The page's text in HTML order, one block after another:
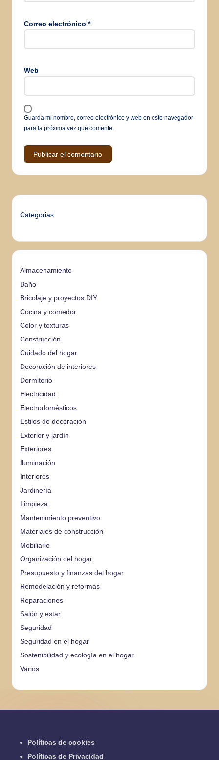
Correo electrónico *
Web
Guarda mi nombre, correo electrónico y web en este navegador
para la próxima vez que comente.
Categorias
Almacenamiento
Baño
Bricolaje y proyectos DIY
Cocina y comedor
Color y texturas
Construcción
Cuidado del hogar
Decoración de interiores
Dormitorio
Electricidad
Electrodomésticos
Estilos de decoración
Exterior y jardín
Exteriores
Iluminación
Interiores
Jardinería
Limpieza
Mantenimiento preventivo
Materiales de construcción
Mobiliario
Organización del hogar
Presupuesto y finanzas del hogar
Remodelación y reformas
Reparaciones
Salón y estar
Seguridad
Seguridad en el hogar
Sostenibilidad y ecología en el hogar
Varios
Políticas de cookies
Políticas de Privacidad